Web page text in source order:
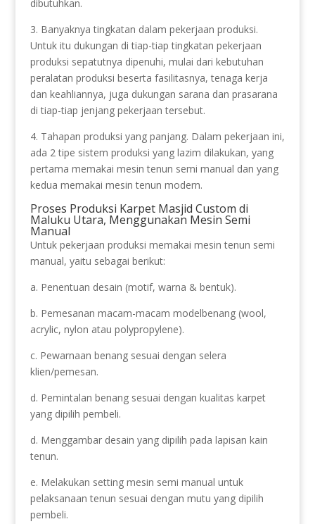
dibutuhkan.
3. Banyaknya tingkatan dalam pekerjaan produksi.
Untuk itu dukungan di tiap-tiap tingkatan pekerjaan
produksi sepatutnya dipenuhi, mulai dari kebutuhan
peralatan produksi beserta fasilitasnya, tenaga kerja
dan keahliannya, juga dukungan sarana dan prasarana
di tiap-tiap jenjang pekerjaan tersebut.
4. Tahapan produksi yang panjang. Dalam pekerjaan ini,
ada 2 tipe sistem produksi yang lazim dilakukan, yang
pertama memakai mesin tenun semi manual dan yang
kedua memakai mesin tenun modern.
Proses Produksi Karpet Masjid Custom di
Maluku Utara, Menggunakan Mesin Semi
Manual
Untuk pekerjaan produksi memakai mesin tenun semi
manual, yaitu sebagai berikut:
a. Penentuan desain (motif, warna & bentuk).
b. Pemesanan macam-macam modelbenang (wool,
acrylic, nylon atau polypropylene).
c. Pewarnaan benang sesuai dengan selera
klien/pemesan.
d. Pemintalan benang sesuai dengan kualitas karpet
yang dipilih pembeli.
d. Menggambar desain yang dipilih pada lapisan kain
tenun.
e. Melakukan setting mesin semi manual untuk
pelaksanaan tenun sesuai dengan mutu yang dipilih
pembeli.